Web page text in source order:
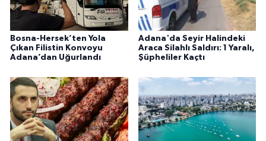
Bosna-Hersek’ten Yola
Çıkan Filistin Konvoyu
Adana’dan Uğurlandı
Adana'da Seyir Halindeki
Araca Silahlı Saldırı: 1 Yaralı,
Şüpheliler Kaçtı